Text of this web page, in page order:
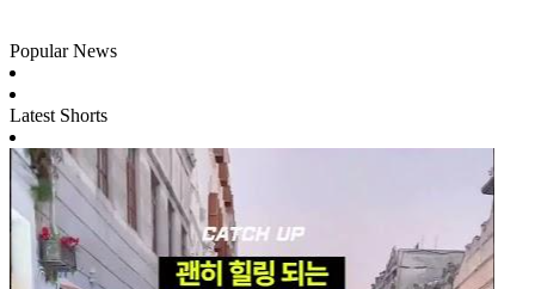
Popular News
Latest Shorts